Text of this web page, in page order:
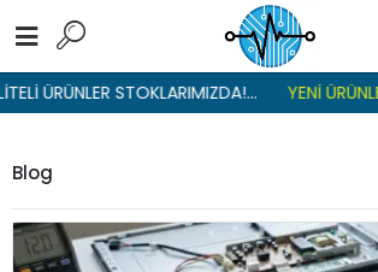
STOKLARIMIZDA!... YENİ ÜRÜNLER
Blog